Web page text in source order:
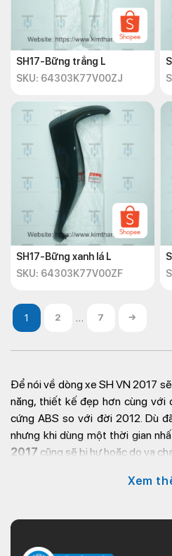
SH17-Bững trắng L
SKU: 64303K77V00ZJ
SH17-Bững xanh lá L
SKU: 64303K77V00ZF
2 … 7 →
Để nói về dòng xe SH VN 2017
năng, thiết kế đẹp hơn cùng với
cứng ABS so với đời 2012. Dù
nhưng khi dùng một thời gian
2017 cũng sẽ bị hư hoặc do va
Khi đó, khách hàng cần phải tìm
trên thị trường nên rất khó để
bên cung cấp.
Xem